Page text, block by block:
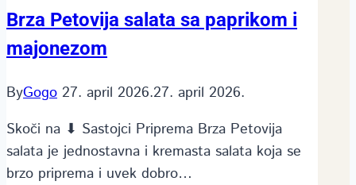
Brza Petovija salata sa paprikom i
majonezom
ByGogo 27. april 2026.27. april 2026.
Skoči na ⬇ Sastojci Priprema Brza Petovija
salata je jednostavna i kremasta salata koja se
brzo priprema i uvek dobro…